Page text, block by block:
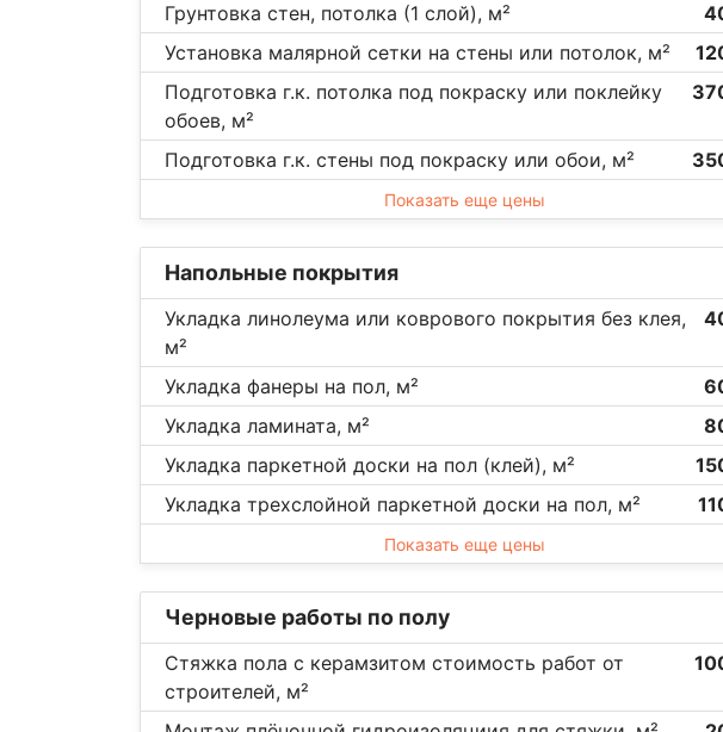
Грунтовка стен, потолка (1 слой), м²
Установка малярной сетки на стены или потолок, м²
Подготовка г.к. потолка под покраску или поклейку
обоев, м²
Подготовка г.к. стены под покраску или обои, м²
Показать еще цены
Напольные покрытия
Укладка линолеума или коврового покрытия без клея,
м²
Укладка фанеры на пол, м²
Укладка ламината, м²
Укладка паркетной доски на пол (клей), м²
Укладка трехслойной паркетной доски на пол, м²
Показать еще цены
Черновые работы по полу
Стяжка пола с керамзитом стоимость работ от
строителей, м²